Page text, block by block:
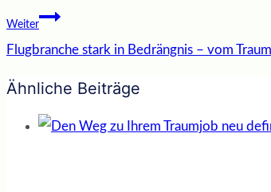
Weiter
Flugbranche stark in Bedrängnis – vom
Ähnliche Beiträge